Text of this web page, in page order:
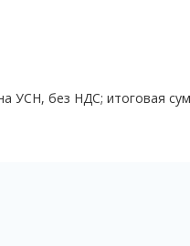
УСН, без НДС; итоговая